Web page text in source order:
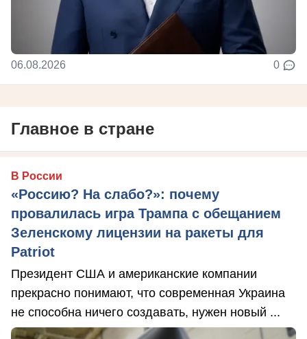
06.08.2026 0
Главное в стране
В России
«Россию? На слабо?»: почему
провалилась игра Трампа с обещанием
Зеленскому лицензии на ракеты для
Patriot
Президент США и американские компании
прекрасно понимают, что современная Украина
не способна ничего создавать, нужен новый ...